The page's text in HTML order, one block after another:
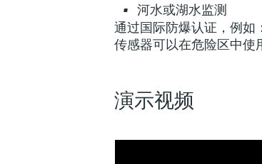
河水或湖水监测
通过国际防爆认证，例如
传感器可以在危险区中使
演示视频